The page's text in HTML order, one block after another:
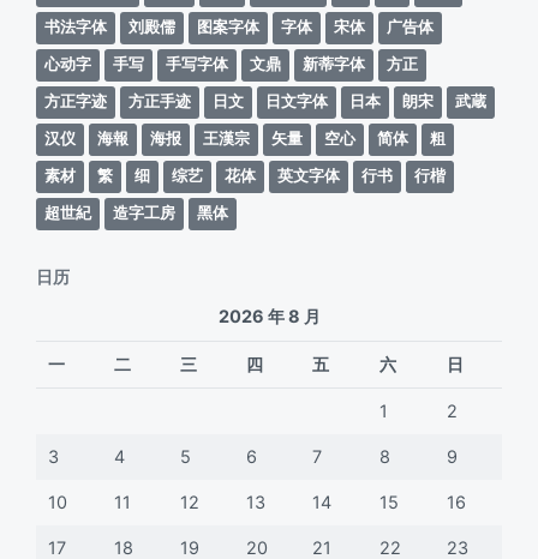
书法字体
刘殿儒 图案字体 字体 宋体
广告体
心动字
手写 手写字体 文鼎 新蒂字体
方正
方正字迹
方正手迹 日文 日文字体 日本 朗宋
武蔵
汉仪
海報 海报 王漢宗 矢量 空心 简体
粗
素材
繁 细 综艺 花体 英文字体 行书
行楷
超世紀
造字工房 黑体
日历
2026 年 8 月
一 二 三 四 五 六 日
1 2
3 4 5 6 7 8 9
10 11 12 13 14 15 16
17 18 19 20 21 22 23